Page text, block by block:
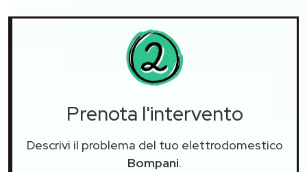
Prenota l'intervento
Descrivi il problema del tuo elettrodomestico
Bompani.